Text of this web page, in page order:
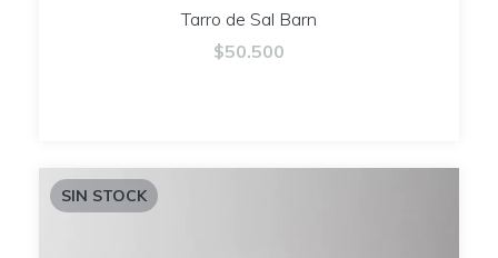
Tarro de Sal Barn
$50.500
SIN STOCK